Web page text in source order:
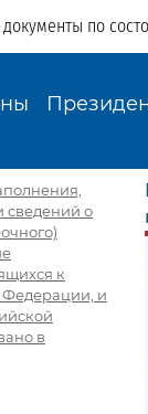
по
сведений о
к
Федерации, и
в